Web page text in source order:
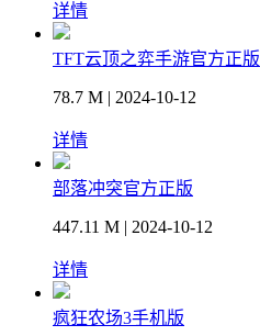
详情
TFT云顶之弈手游官方正版
78.7 M | 2024-10-12
详情
部落冲突官方正版
447.11 M | 2024-10-12
详情
疯狂农场3手机版